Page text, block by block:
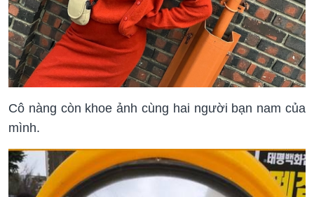
Cô nàng còn khoe ảnh cùng hai người bạn nam của
mình.